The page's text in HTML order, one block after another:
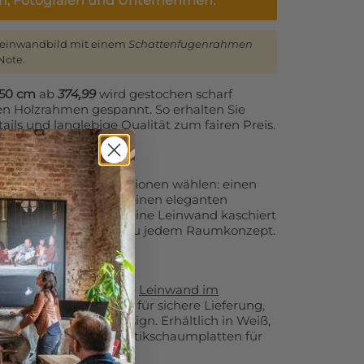
mit einem Schattenfugenrahmen
cm ab 374,99wird gestochen scharf
Holzrahmen gespannt. So erhalten Sie
und langlebige Qualität zum fairen Preis.
Sie zusätzliche Optionen wählen: einen
Randdruck, einen eleganten
Leinwand oder eine Leinwand kaschiert
perfekt zu jedem Raumkonzept.
wir unsere Leinwand im
. Diese Variante sorgt für sichere Lieferung,
ein modernes Design. Erhältlich in Weiß,
auch mit Akustikschaumplatten für